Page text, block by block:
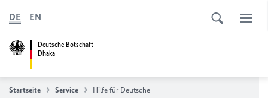
Deutsche Botschaft
Dhaka
DE EN
Startseite Service Hilfe für Deutsche